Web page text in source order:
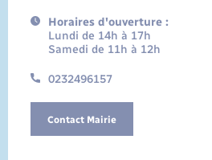
Horaires d'ouverture :
Lundi de 14h à 17h
Samedi de 11h à 12h
0232496157
Contact Mairie